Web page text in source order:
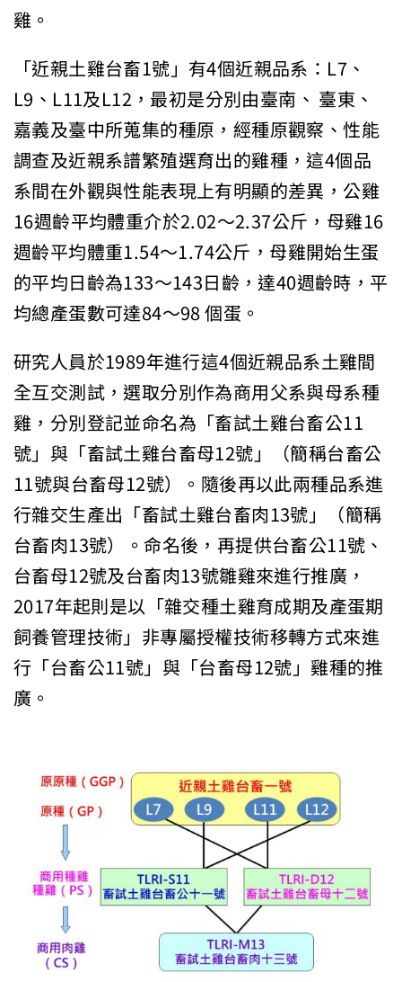
雞。
「近親土雞台畜1號」有4個近親品系：L7、
L9、L11及L12，最初是分別由臺南、 臺東、
嘉義及臺中所蒐集的種原，經種原觀察、性能
調查及近親系譜繁殖選育出的雞種，這4個品
系間在外觀與性能表現上有明顯的差異，公雞
16週齡平均體重介於2.02～2.37公斤，母雞16
週齡平均體重1.54～1.74公斤，母雞開始生蛋
的平均日齡為133～143日齡，達40週齡時，平
均總產蛋數可達84～98 個蛋。
研究人員於1989年進行這4個近親品系土雞間
全互交測試，選取分別作為商用父系與母系種
雞，分別登記並命名為「畜試土雞台畜公11
號」與「畜試土雞台畜母12號」（簡稱台畜公
11號與台畜母12號）。隨後再以此兩種品系進
行雜交生產出「畜試土雞台畜肉13號」（簡稱
台畜肉13號）。命名後，再提供台畜公11號、
台畜母12號及台畜肉13號雛雞來進行推廣，
2017年起則是以「雜交種土雞育成期及產蛋期
飼養管理技術」非專屬授權技術移轉方式來進
行「台畜公11號」與「台畜母12號」雞種的推
廣。